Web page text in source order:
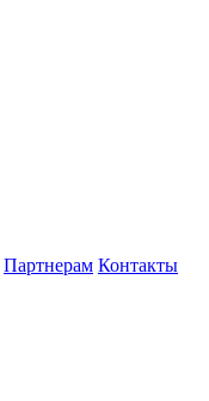
Партнерам Контакты